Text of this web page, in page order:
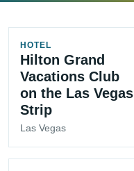
HOTEL
Hilton Grand
Vacations Club
on the Las Vegas
Strip
Las Vegas